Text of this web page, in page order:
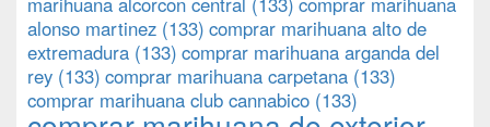
alonso martinez (133) comprar marihuana alto de
extremadura (133) comprar marihuana arganda del
rey (133) comprar marihuana carpetana (133)
comprar marihuana club cannabico (133)